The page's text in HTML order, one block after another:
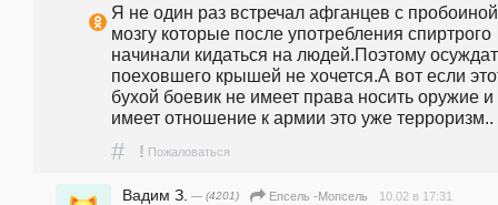
Я не один раз встречал афганцев с
мозгу которые после употребления спиртрого
начинали кидаться на людей.Поэтому
поеховшего крышей не хочется.А вот если
бухой боевик не имеет права носить оружие и
имеет отношение к армии это уже терроризм..
# ! Пожаловаться
Вадим З. — (4201) Епсель -Мопсель 10.02 в 17:31